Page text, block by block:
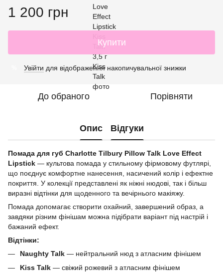
1 200 грн
Купити
Увійти для відображення накопичувальної знижки
До обраного Порівняти
Опис Відгуки
Помада для губ Charlotte Tilbury Pillow Talk Love Effect
Lipstick — культова помада у стильному фірмовому футлярі,
що поєднує комфортне нанесення, насичений колір і ефектне
покриття. У колекції представлені як ніжні нюдові, так і більш
виразні відтінки для щоденного та вечірнього макіяжу.
Помада допомагає створити охайний, завершений образ, а
завдяки різним фінішам можна підібрати варіант під настрій і
бажаний ефект.
Відтінки:
Naughty Talk — нейтральний нюд з атласним фінішем
Kiss Talk — свіжий рожевий з атласним фінішем